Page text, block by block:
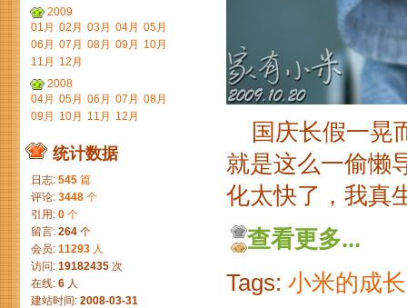
国庆长假一晃
就是这么一偷懒
化太快了，我真
查看更多...
Tags:小米的成长
2009
01月 02月 03月 04月 05月
06月 07月 08月 09月
10月
11月
12月
2008
04月 05月 06月 07月 08月
09月
10月 11月 12月
统计数据
日志: 545 篇
评论: 3448 个
引用: 0 个
留言: 264 个
会员: 11293 人
访问: 19182435 次
在线: 6 人
建站时间: 2008-03-31